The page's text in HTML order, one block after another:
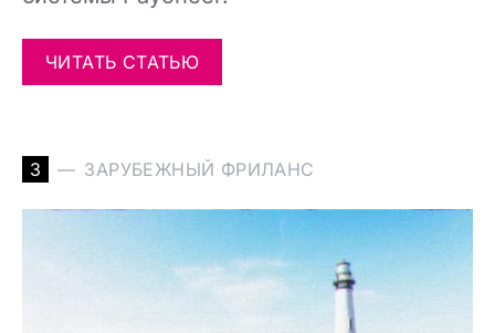
ЧИТАТЬ СТАТЬЮ
З ЗАРУБЕЖНЫЙ ФРИЛАНС